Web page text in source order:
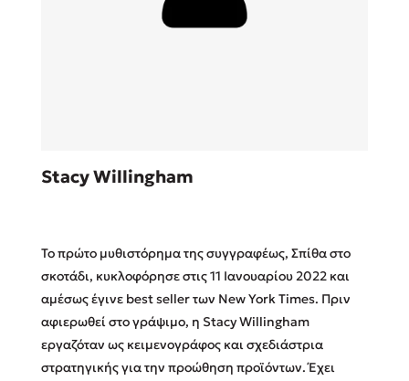
Καθρέφτης
Στέφανος Ξενάκης
Το λεξικό της ζωής σου
Stacy Willingham
Το πρώτο μυθιστόρημα της συγγραφέως, Σπίθα στο
σκοτάδι, κυκλοφόρησε στις 11 Ιανουαρίου 2022 και
αμέσως έγινε best seller των New York Times. Πριν
αφιερωθεί στο γράψιμο, η Stacy Willingham
εργαζόταν ως κειμενογράφος και σχεδιάστρια
στρατηγικής για την προώθηση προϊόντων. Έχει